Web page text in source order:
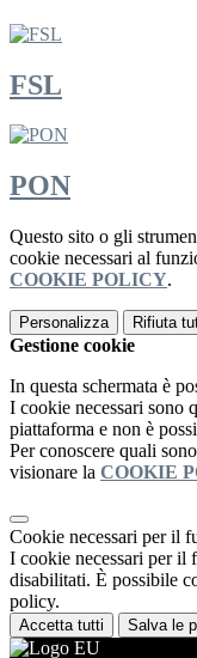
FSL
PON
Questo sito o gli
cookie necessari al
COOKIE POLICY.
Personalizza Rifiuta
Gestione cookie
In questa schermata è
I cookie necessari sono
piattaforma e non è
Per conoscere quali
visionare la COOKIE
Cookie necessari per il
I cookie necessari per il
disabilitati. È possibile
policy.
Accetta tutti Salva le